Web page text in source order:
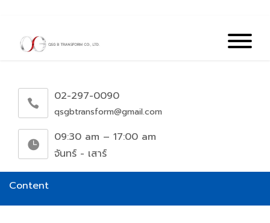
02-297-0090
qsgbtransform@gmail.com
09:30 am – 17:00 am
จันทร์ - เสาร์
Content